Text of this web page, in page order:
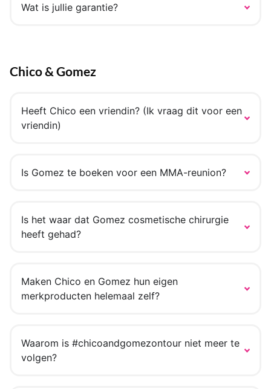
Wat is jullie garantie?
Chico & Gomez
Heeft Chico een vriendin? (Ik vraag dit voor een
vriendin)
Is Gomez te boeken voor een MMA-reunion?
Is het waar dat Gomez cosmetische chirurgie
heeft gehad?
Maken Chico en Gomez hun eigen
merkproducten helemaal zelf?
Waarom is #chicoandgomezontour niet meer te
volgen?